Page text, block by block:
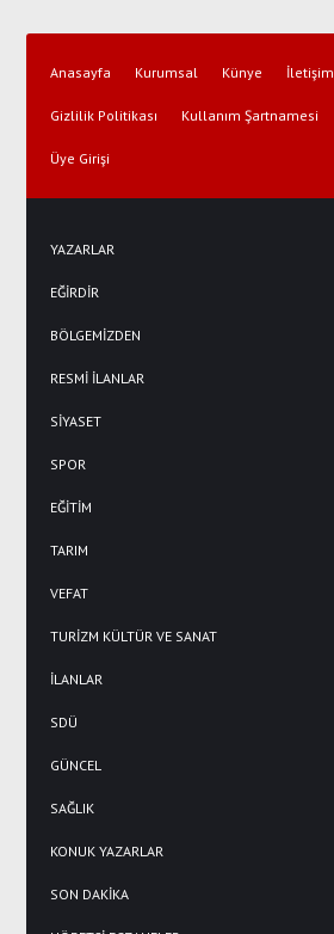
Anasayfa Kurumsal Künye İletişim
Gizlilik Politikası Kullanım Şartnamesi
Üye Girişi
YAZARLAR
EĞİRDİR
BÖLGEMİZDEN
RESMİ İLANLAR
SİYASET
SPOR
EĞİTİM
TARIM
VEFAT
TURİZM KÜLTÜR VE SANAT
İLANLAR
SDÜ
GÜNCEL
SAĞLIK
KONUK YAZARLAR
SON DAKİKA